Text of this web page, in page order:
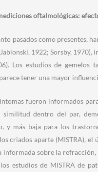
oftalmológicas:
pasados como presentes,
1922; Sorsby,
Los estudios de gemelos
tener una mayor
fueron informados
similitud dentro del par,
y más baja para los
criados aparte (MISTRA),
informada sobre la
estudios de MISTRA de